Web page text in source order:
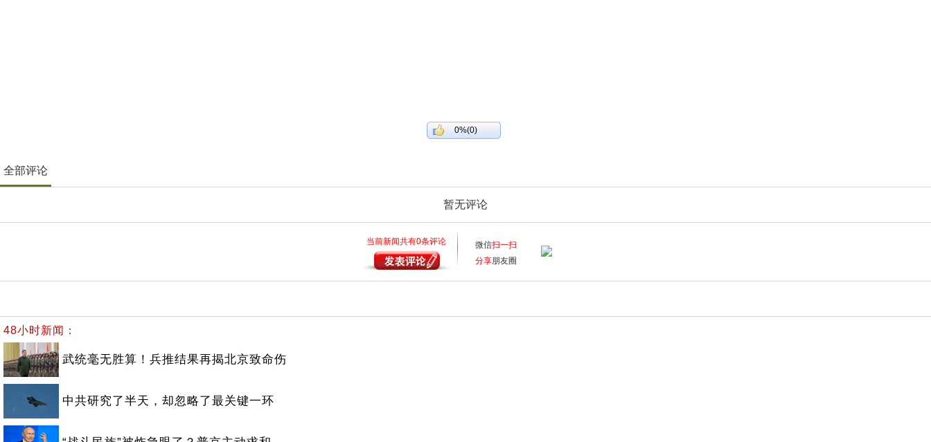
0%(0)
全部评论
暂无评论
当前新闻共有0条评论 微信扫一扫
分享朋友圈
48小时新闻：
武统毫无胜算！兵推结果再揭北京致命伤
中共研究了半天，却忽略了最关键一环